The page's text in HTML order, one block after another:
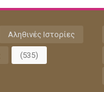
Αληθινές Ιστορίες
(535)